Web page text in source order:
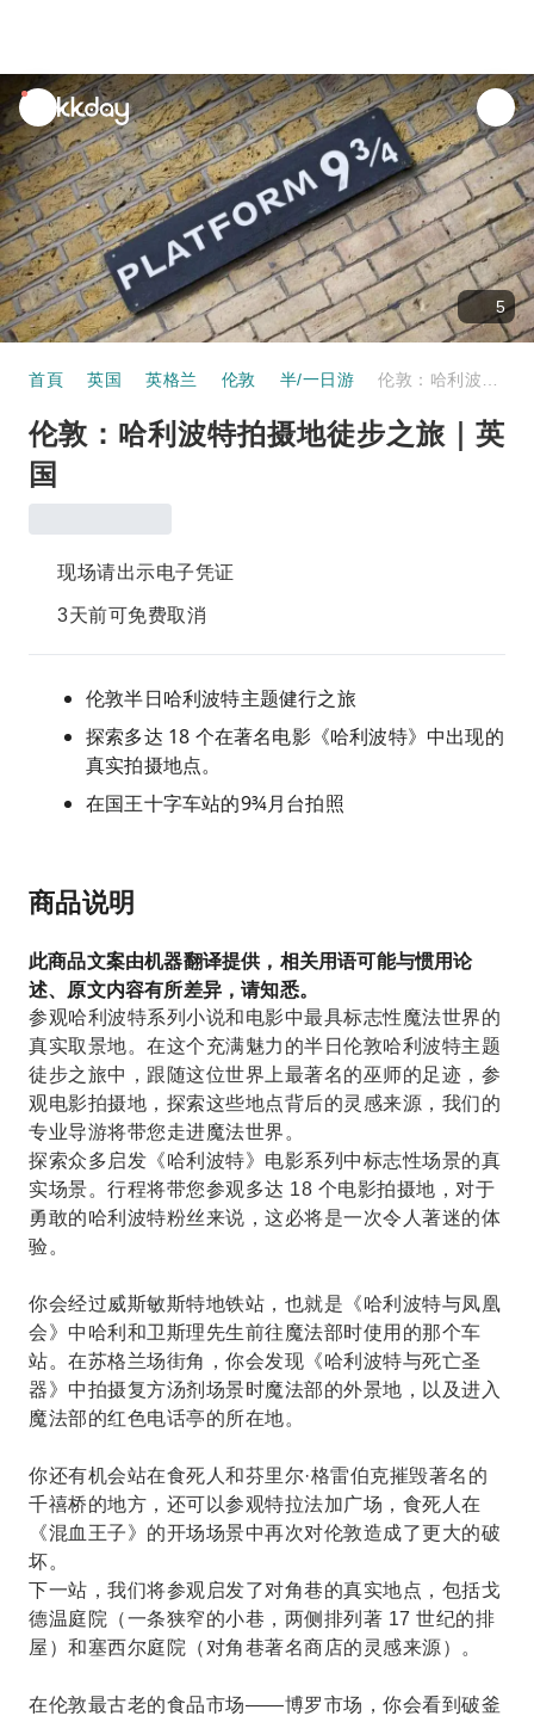
unread
notifications
5
首頁 英国 英格兰 伦敦 半/一日游
伦敦：哈利波特拍摄地徒步之旅｜英
国
现场请出示电子凭证
3天前可免费取消
伦敦半日哈利波特主题健行之旅
探索多达 18 个在著名电影《哈利波特》中出现的
真实拍摄地点。
在国王十字车站的9¾月台拍照
商品说明
此商品文案由机器翻译提供，相关用语可能与惯用论
述、原文内容有所差异，请知悉。
参观哈利波特系列小说和电影中最具标志性魔法世界的
真实取景地。在这个充满魅力的半日伦敦哈利波特主题
徒步之旅中，跟随这位世界上最著名的巫师的足迹，参
观电影拍摄地，探索这些地点背后的灵感来源，我们的
专业导游将带您走进魔法世界。
探索众多启发《哈利波特》电影系列中标志性场景的真
实场景。行程将带您参观多达 18 个电影拍摄地，对于
勇敢的哈利波特粉丝来说，这必将是一次令人著迷的体
验。
你会经过威斯敏斯特地铁站，也就是《哈利波特与凤凰
会》中哈利和卫斯理先生前往魔法部时使用的那个车
站。在苏格兰场街角，你会发现《哈利波特与死亡圣
器》中拍摄复方汤剂场景时魔法部的外景地，以及进入
魔法部的红色电话亭的所在地。
你还有机会站在食死人和芬里尔·格雷伯克摧毁著名的
千禧桥的地方，还可以参观特拉法加广场，食死人在
《混血王子》的开场场景中再次对伦敦造成了更大的破
坏。
下一站，我们将参观启发了对角巷的真实地点，包括戈
德温庭院（一条狭窄的小巷，两侧排列著 17 世纪的排
屋）和塞西尔庭院（对角巷著名商店的灵感来源）。
在伦敦最古老的食品市场——博罗市场，你会看到破釜